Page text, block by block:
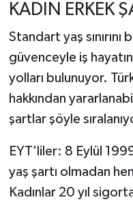
KADIN ERKEK
Standart yaş
güvenceyle iş
yolları bulunuyor.
hakkından
şartlar şöyle
EYT'liler: 8 Eylül
yaş şartı olmadan
Kadınlar 20 yıl